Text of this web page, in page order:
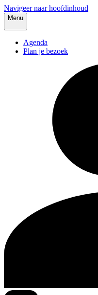
Navigeer naar hoofdinhoud
Menu
Agenda
Plan je bezoek